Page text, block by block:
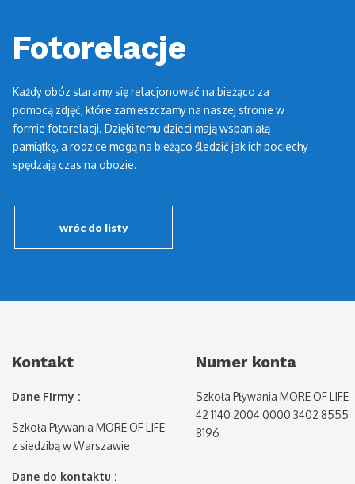
Fotorelacje
Każdy obóz staramy się relacjonować na bieżąco za
pomocą zdjęć, które zamieszczamy na naszej stronie w
formie fotorelacji. Dzięki temu dzieci mają wspaniałą
pamiątkę, a rodzice mogą na bieżąco śledzić jak ich pociechy
spędzają czas na obozie.
wróc do listy
Kontakt
Dane Firmy :
Szkoła Pływania MORE OF LIFE
z siedzibą w Warszawie
Dane do kontaktu :
Numer konta
Szkoła Pływania MORE OF LIFE
42 1140 2004 0000 3402 8555
8196